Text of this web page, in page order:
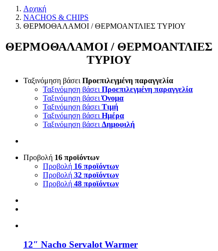
Αρχική
NACHOS & CHIPS
ΘΕΡΜΟΘΑΛΑΜΟΙ / ΘΕΡΜΟΑΝΤΛΙΕΣ ΤΥΡΙΟΥ
ΘΕΡΜΟΘΑΛΑΜΟΙ / ΘΕΡΜΟΑΝΤΛΙΕΣ
ΤΥΡΙΟΥ
Ταξινόμηση βάσει Προεπιλεγμένη παραγγελία
Ταξινόμηση βάσει Προεπιλεγμένη παραγγελία
Ταξινόμηση βάσειΌνομα
Ταξινόμηση βάσει Τιμή
Ταξινόμηση βάσει Ημέρα
Ταξινόμηση βάσει Δημοφιλή
Προβολή 16 προϊόντων
Προβολή 16 προϊόντων
Προβολή 32 προϊόντων
Προβολή 48 προϊόντων
12″ Nacho Servalot Warmer